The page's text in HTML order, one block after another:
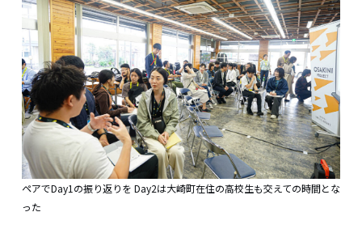
ペアでDay1の振り返りを Day2は大崎町在住の高校生も交えての時間とな
った